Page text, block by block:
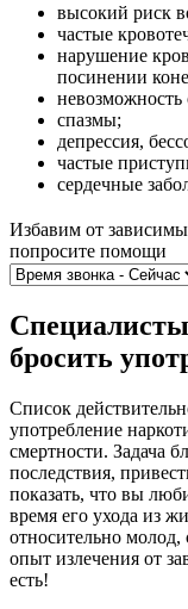
высокий риск
частые
нарушение
посинении
спазмы;
депрессия,
частые
сердечные
Избавим от
попросите помощи
бросить
Список
употребление
смертности. Задача
последствия,
показать, что вы
время его ухода из
относительно
опыт излечения от
есть!